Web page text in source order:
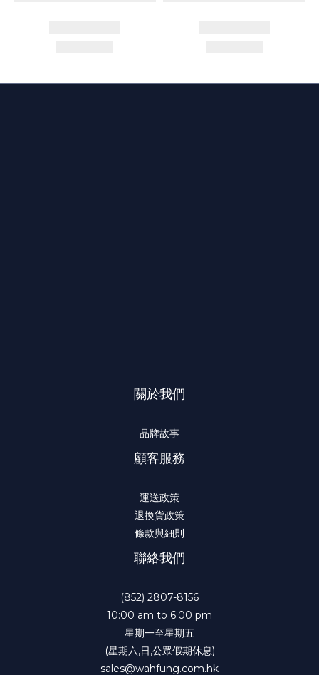
關於我們
品牌故事
顧客服務
運送政策
退換貨政策
條款與細則
聯絡我們
(852) 2807-8156
10:00 am to 6:00 pm
星期一至星期五
(星期六,日,公眾假期休息)
sales@wahfung.com.hk